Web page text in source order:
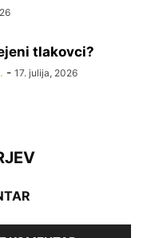
tlakovci?
- 17. julija, 2026